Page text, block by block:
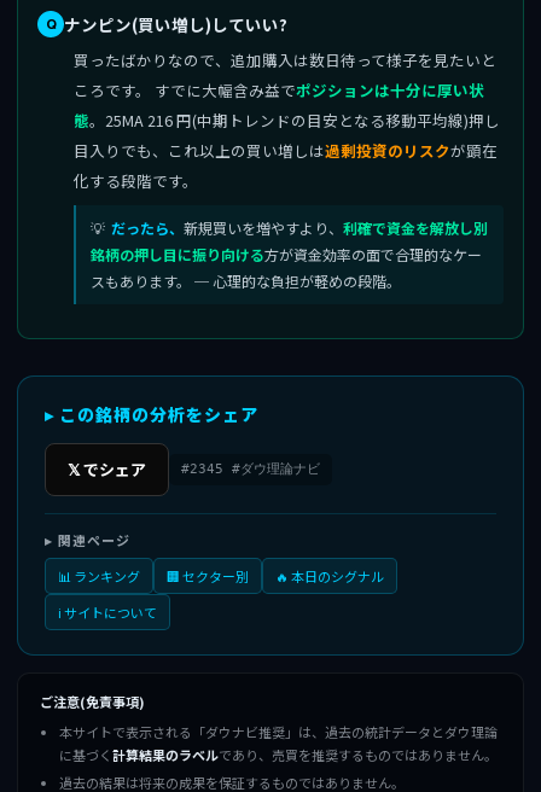
ナンピン(買い増し)していい?
買ったばかりなので、追加購入は数日待って様子を見たいと
ころです。 すでに大幅含み益でポジションは十分に厚い状
態。25MA 216 円(中期トレンドの目安となる移動平均線)押し
目入りでも、これ以上の買い増しは過剰投資のリスクが顕在
化する段階です。
だったら、 新規買いを増やすより、 利確で資金を解放し別
銘柄の押し目に振り向ける方が資金効率の面で合理的なケー
スもあります。 ─ 心理的な負担が軽めの段階。
▸ この銘柄の分析をシェア
𝕏 でシェア #2345 #ダウ理論ナビ
▸ 関連ページ
📊 ランキング
🏢 セクター別
🔥 本日のシグナル
ℹ️ サイトについて
ご注意(免責事項)
本サイトで表示される「ダウナビ推奨」は、過去の統計データとダウ理論
に基づく計算結果のラベルであり、売買を推奨するものではありません。
過去の結果は将来の成果を保証するものではありません。